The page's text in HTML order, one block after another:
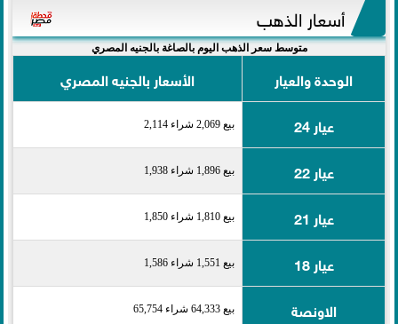
أسعار الذهب
متوسط سعر الذهب اليوم بالصاغة بالجنيه المصري
الوحدة والعيار
الأسعار بالجنيه المصري
عيار 24
بيع 2,069 شراء 2,114
عيار 22 بيع 1,896 شراء 1,938
عيار 21 بيع 1,810 شراء 1,850
عيار 18 بيع 1,551 شراء 1,586
الاونصة بيع 64,333 شراء 65,754